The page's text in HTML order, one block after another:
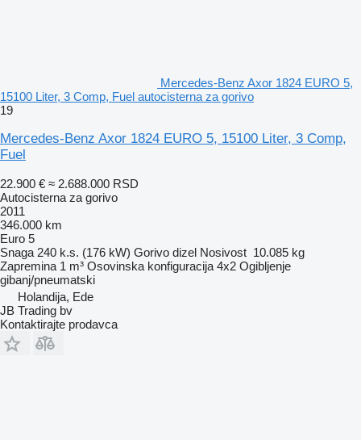
Mercedes-Benz Axor 1824 EURO 5,
15100 Liter, 3 Comp, Fuel autocisterna za gorivo
19
Mercedes-Benz Axor 1824 EURO 5, 15100 Liter, 3 Comp,
Fuel
22.900 € ≈ 2.688.000 RSD
Autocisterna za gorivo
2011
346.000 km
Euro 5
Snaga 240 k.s. (176 kW) Gorivo dizel Nosivost 10.085 kg
Zapremina 1 m³ Osovinska konfiguracija 4x2 Ogibljenje
gibanj/pneumatski
Holandija, Ede
JB Trading bv
Kontaktirajte prodavca